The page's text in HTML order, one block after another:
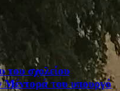
του σχολείου
Μέντορά του υπουργό